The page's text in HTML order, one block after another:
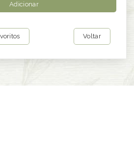
Adicionar
Voltar